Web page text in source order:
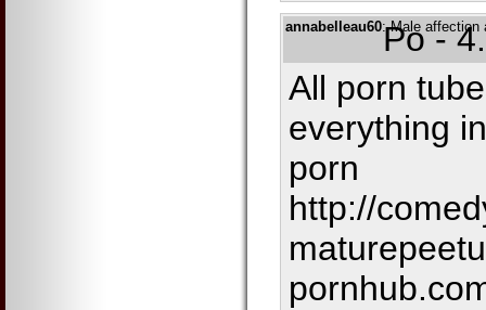
annabelleau60: Male affection
Po -
All porn
everything
porn
http://